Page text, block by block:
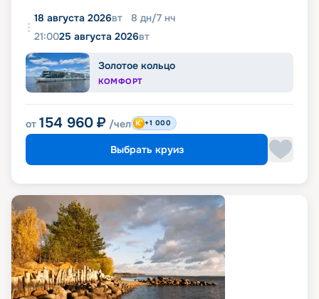
18 августа 2026вт 8 дн/7 нч
21:0025 августа 2026вт
Золотое кольцо
КОМФОРТ
от 154 960 ₽ /чел +1 000
Выбрать круиз